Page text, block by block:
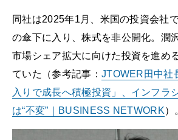
同社は2025年1月、米国の投資会社
の傘下に入り、株式を非公開化。潤
市場シェア拡大に向けた投資を進め
ていた（参考記事： JTOWER田中社
入りで成長へ積極投資」、インフラ
は“不変”｜BUSINESS NETWORK）